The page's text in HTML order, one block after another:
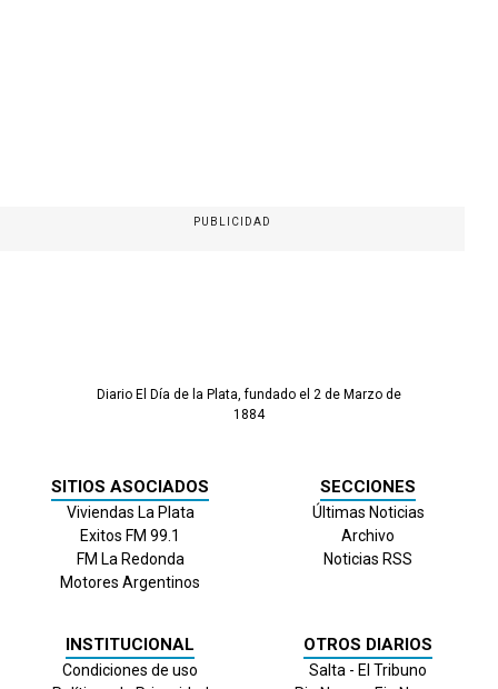
PUBLICIDAD
Diario El Día de la Plata, fundado el 2 de Marzo de
1884
SITIOS ASOCIADOS
Viviendas La Plata
Exitos FM 99.1
FM La Redonda
Motores Argentinos
SECCIONES
Últimas Noticias
Archivo
Noticias RSS
INSTITUCIONAL
Condiciones de uso
OTROS DIARIOS
Salta - El Tribuno